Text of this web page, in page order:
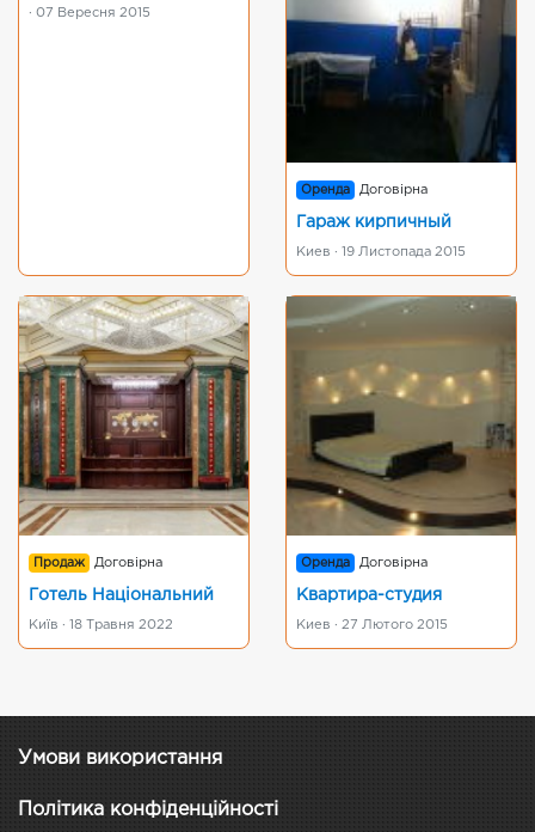
· 07 Вересня 2015
Оренда Договірна
Гараж кирпичный
Киев · 19 Листопада 2015
Продаж Договірна
Готель Національний
Київ · 18 Травня 2022
Оренда Договірна
Квартира-студия
Киев · 27 Лютого 2015
Умови використання
Політика конфіденційності